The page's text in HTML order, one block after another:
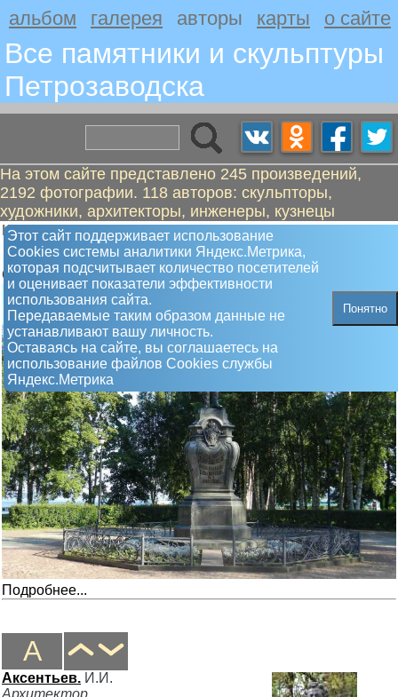
альбом галерея авторы карты о сайте
Все памятники и скульптуры
Петрозаводскa
На этом сайте представлено 245 произведений,
2192 фотографии. 118 авторов: скульпторы,
художники, архитекторы, инженеры, кузнецы
Этот сайт поддерживает использование
Сookies системы аналитики Яндекс.Метрика,
которая подсчитывает количество посетителей
и оценивает показатели эффективности
использования сайта.
Передаваемые таким образом данные не
устанавливают вашу личность.
Оставаясь на сайте, вы соглашаетесь на
использование файлов Сookies службы
Яндекс.Метрика
Понятно
Шредер Иван Николаевич
Памятник Петр Первый
Открыт 30.06.1873
Подробнее...
А
Аксентьев. И.И.
Архитектор